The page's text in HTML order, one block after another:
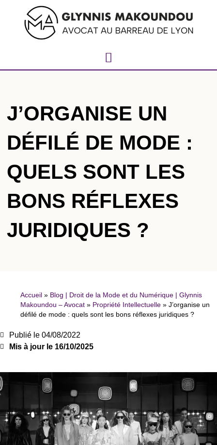
J’ORGANISE UN
DÉFILÉ DE MODE :
QUELS SONT LES
BONS RÉFLEXES
JURIDIQUES ?
Accueil » Blog | Droit de la Mode et du Numérique | Glynnis
Makoundou – Avocat » Propriété Intellectuelle » J’organise un
défilé de mode : quels sont les bons réflexes juridiques ?
Publié le 04/08/2022
Mis à jour le 16/10/2025